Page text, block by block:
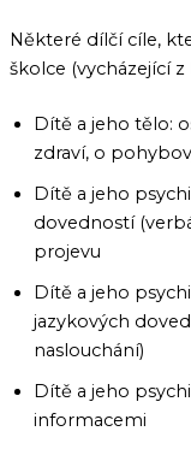
Některé dílčí cíle,
školce (vycházející z
Dítě a jeho tělo:
zdraví, o
Dítě a jeho
dovedností
projevu
Dítě a jeho
jazykových
naslouchání)
Dítě a jeho
informacemi